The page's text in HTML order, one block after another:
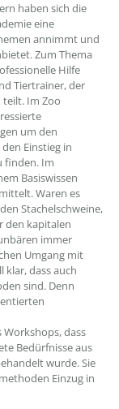
haben sich die
eine
annimmt und
Zum Thema
Hilfe
Tiertrainer, der
teilt. Im Zoo
um den
Einstieg in
finden. Im
Basiswissen
Waren es
Stachelschweine,
den kapitalen
immer
Umgang mit
dass auch
sind. Denn
dass
Bedürfnisse aus
wurde. Sie
Einzug in